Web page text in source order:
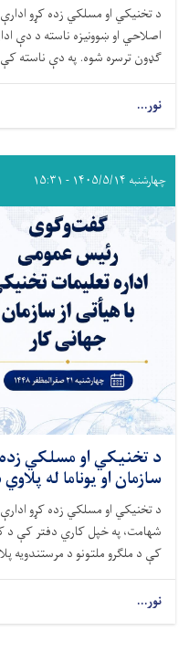
د تخنیکي او مسلکي زده کړو
اصلاحي او ښوونیزه ناسته د دې
ګډون ترسره شوه. په دې ناسته کې
نور...
چهارشنبه ۱۴۰۵/۵/۱۴ - ۱۵:۳۱
د تخنیکي او مسلکي زده
سازمان او یوناما له
د تخنیکي او مسلکي زده کړو
کې د ملګرو ملتونو د مرستندویه
نور...